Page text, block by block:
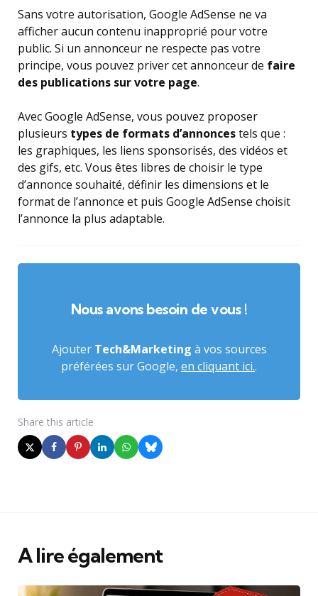
Sans votre autorisation, Google AdSense ne va
afficher aucun contenu inapproprié pour votre
public. Si un annonceur ne respecte pas votre
principe, vous pouvez priver cet annonceur de faire
des publications sur votre page.
Avec Google AdSense, vous pouvez proposer
plusieurs types de formats d’annoncestels que :
les graphiques, les liens sponsorisés, des vidéos et
des gifs, etc. Vous êtes libres de choisir le type
d’annonce souhaité, définir les dimensions et le
format de l’annonce et puis Google AdSense choisit
l’annonce la plus adaptable.
Nous avons besoin de vous !
Ajouter Tech&Marketing à vos sources
préférées sur Google, en cliquant ici..
Share this article
A lire également